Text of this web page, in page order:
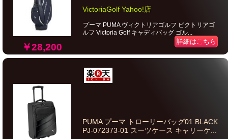
￥28,200
VictoriaGolf Yahoo!店
プーマ PUMA ヴィクトリアゴルフ ビクトリアゴ
ルフ Victoria Golf キャディバッグ ゴル...
詳細はこちら
PUMA プーマ トローリーバッグ01 BLACK
PJ-072373-01 スーツケース キャリーケ...